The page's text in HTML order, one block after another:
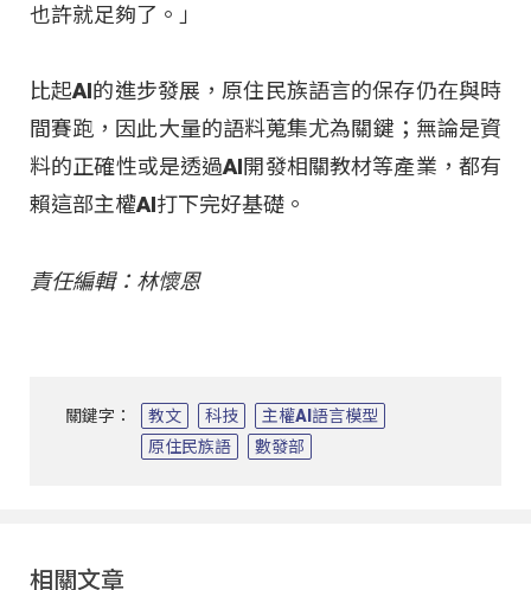
也許就足夠了。」
比起AI的進步發展，原住民族語言的保存仍在與時
間賽跑，因此大量的語料蒐集尤為關鍵；無論是資
料的正確性或是透過AI開發相關教材等產業，都有
賴這部主權AI打下完好基礎。
責任編輯：林懷恩
關鍵字： 教文 科技
主權AI語言模型
原住民族語
數發部
相關文章